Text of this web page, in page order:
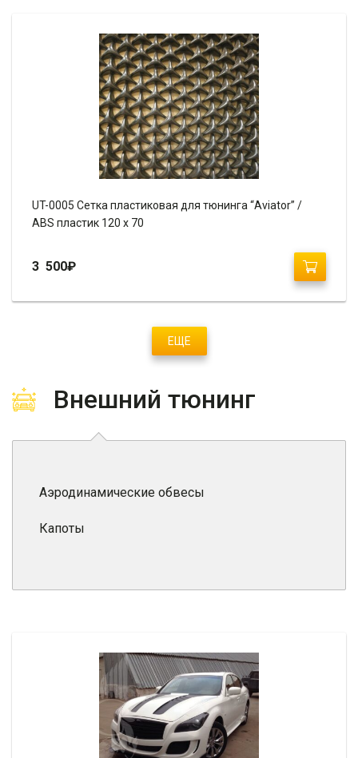
UT-0005 Сетка пластиковая для тюнинга “Aviator” /
ABS пластик 120 х 70
3 500₽
ЕЩЕ
Внешний тюнинг
Аэродинамические обвесы
Капоты